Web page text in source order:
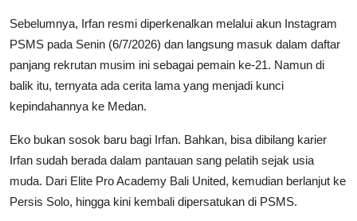
Sebelumnya, Irfan resmi diperkenalkan melalui akun Instagram
PSMS pada Senin (6/7/2026) dan langsung masuk dalam daftar
panjang rekrutan musim ini sebagai pemain ke-21. Namun di
balik itu, ternyata ada cerita lama yang menjadi kunci
kepindahannya ke Medan.
Eko bukan sosok baru bagi Irfan. Bahkan, bisa dibilang karier
Irfan sudah berada dalam pantauan sang pelatih sejak usia
muda. Dari Elite Pro Academy Bali United, kemudian berlanjut ke
Persis Solo, hingga kini kembali dipersatukan di PSMS.